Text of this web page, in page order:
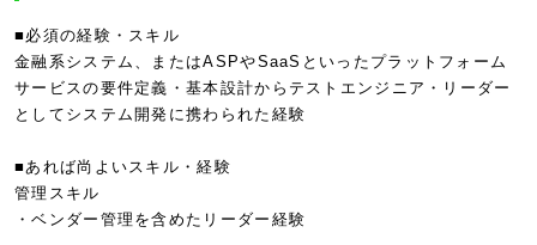
■必須の経験・スキル
金融系システム、またはASPやSaaSといったプラットフォーム
サービスの要件定義・基本設計からテストエンジニア・リーダー
としてシステム開発に携わられた経験
■あれば尚よいスキル・経験
管理スキル
・ベンダー管理を含めたリーダー経験